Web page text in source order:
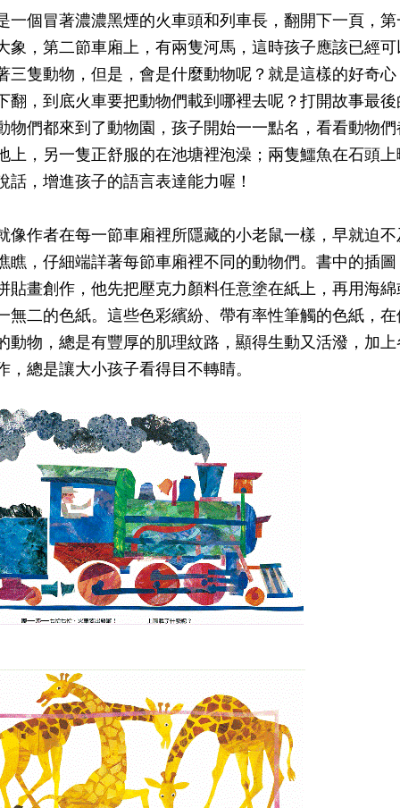
一個冒著濃濃黑煙的火車頭和列車長，翻開下一頁，第
象，第二節車廂上，有兩隻河馬，這時孩子應該已經
三隻動物，但是，會是什麼動物呢？就是這樣的好奇心
翻，到底火車要把動物們載到哪裡去呢？打開故事最後
物們都來到了動物園，孩子開始一一點名，看看動物們
上，另一隻正舒服的在池塘裡泡澡；兩隻鱷魚在石頭上
話，增進孩子的語言表達能力喔！
像作者在每一節車廂裡所隱藏的小老鼠一樣，早就迫
瞧，仔細端詳著每節車廂裡不同的動物們。書中的插圖
貼畫創作，他先把壓克力顏料任意塗在紙上，再用海綿
無二的色紙。這些色彩繽紛、帶有率性筆觸的色紙，在
動物，總是有豐厚的肌理紋路，顯得生動又活潑，加
總是讓大小孩子看得目不轉睛。